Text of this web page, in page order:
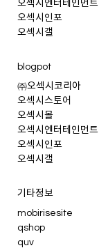
오섹시엔터테인먼트
오섹시인포
오섹시갤
blogpot
㈜오섹시코리아
오섹시스토어
오섹시몰
오섹시엔터테인먼트
오섹시인포
오섹시갤
기타정보
mobirisesite
qshop
quv